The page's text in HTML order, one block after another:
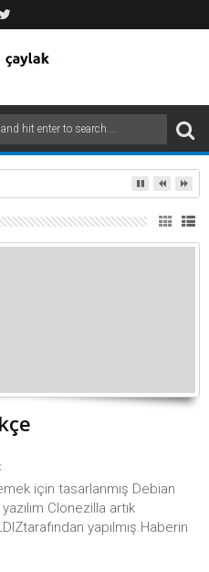
için tasarlanmış Debian
Clonezilla artık
yapılmış.Haberin